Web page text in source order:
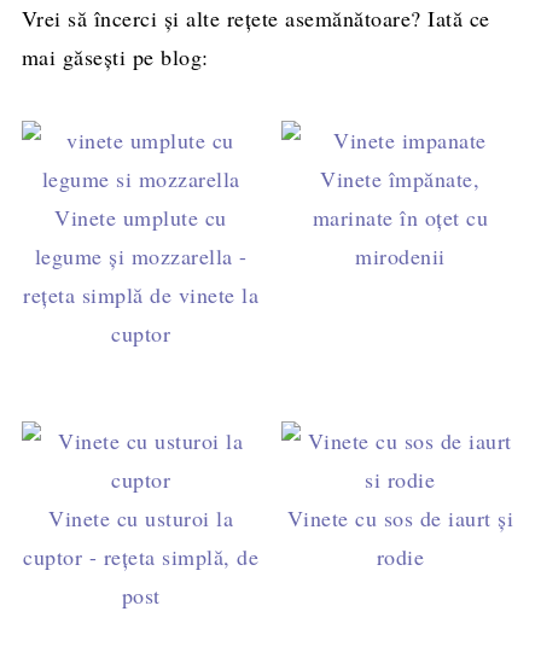
Vrei să încerci și alte rețete asemănătoare? Iată ce
mai găsești pe blog:
Vinete umplute cu
legume și mozzarella -
rețeta simplă de vinete la
cuptor
Vinete împănate,
marinate în oțet cu
mirodenii
Vinete cu usturoi la
cuptor - rețeta simplă, de
post
Vinete cu sos de iaurt şi
rodie